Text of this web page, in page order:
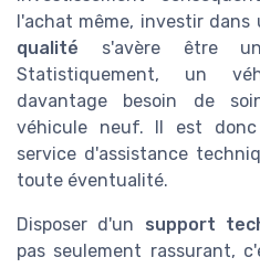
l'achat même, investir dans
qualité s'avère être
Statistiquement, un
davantage besoin de
véhicule neuf. Il est
service d'assistance
toute éventualité.
Disposer d'un support
pas seulement rassurant,